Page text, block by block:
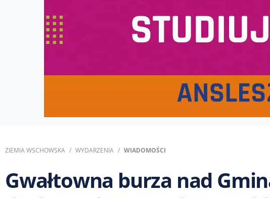
ZIEMIA WSCHOWSKA WYDARZENIA WIADOMOŚCI
Gwałtowna burza nad